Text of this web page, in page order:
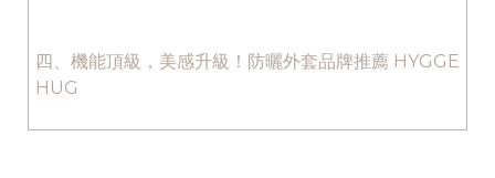
四、機能頂級，美感升級！防曬外套品牌推薦 HYGGE
HUG